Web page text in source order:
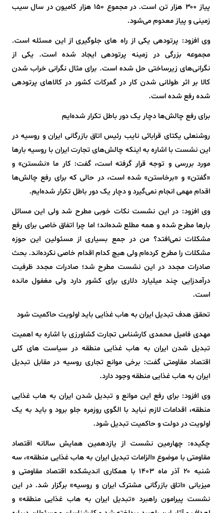
پیاز ۳۰۰ هزار تن است. در مجموع ۱۵۰ هزار کامیون در سال سیب
زمینی و پیاز معدوم می‌شود.
وی افزود: پرتودهی یکی از راه های جلوگیری از این مسئله است.
مجموعه بزرگی در زمینه پرتودهی ایجاد شده است. یکی از
نگرانی‌های زیرساختی حل شده است. برای مثال نگرانی خراب شدن
کالا بر اثر طولانی شدن کار در گمرکات کشور در کالاهای پرتودهی
شده رفع شده است.
برای رفع چالش‌ها دچار یک دور باطل تکرار شده‌ایم
روشنعلی یکتای قرابائی نایب رئیس اتاق بازرگانی ایران و روسیه در
این نشست با اشاره به اینکه چالش‌های تجارت ایران با روسیه بارها
مورد بررسی و توجه قرار گرفته است، گفت: کار ما «نشستن» و
«گفتن» و «برخاستن» شده است، در حالی که برای رفع چالش‌ها
اقدام مهمی انجام نمی‌گیرد و دچار یک دور باطل تکرار شده‌ایم.
وی افزود: در این نشست نکات خوبی مطرح شد ولی این مسائل
بارها مطرح شده و همه مطلع شده‌اند؛ اما چرا اتفاق خاصی برای رفع
مشکلات نمی‌افتد؟ من در جمع بسیاری از مسئولین این حوزه
مشکلات را مطرح کرده‌ام ولی هیچ کدام اقدام خاصی نکرده‌اند. بحث
صادرات مجدد در این نشست مطرح شد؛ صادرات مجدد ظرفیت
درآمدزایی چند میلیارد دلاری برای کشور دارد ولی مغفول مانده
است.
تحقق هدف تبدیل ایران به هاب غذایی باید اولویت حاکمیت شود
مهدی فامیل محمدی کارشناس تجارت کشاورزی با اشاره به اهمیت
تبدیل شدن ایران به هاب غذایی منطقه در سیاست های کلی
اقتصاد مقاومتی گفت: برخی موانع تجاری روسیه در مقابل تبدیل
ایران به هاب غذایی منطقه وجود دارد.
وی افزود: برای رفع این موانع و تبدیل شدن ایران به هاب غذایی
منطقه، اقدامات لازم نباید با الگوی روزمره جلو برود و باید به یک
اولویت در دولت و حاکمیت تبدیل شود.
چکیده: چهارمین نشست‌ از یازدهمین همایش سالانه اقتصاد
مقاومتی با موضوع «الزامات تبدیل ایران به هاب غذایی منطقه»، سه
شنبه ۲۰ آذر ماه ۱۴۰۳ با همکاری اندیشکده اقتصاد مقاومتی و
میزبانی «اتاق بازرگانی مشترک ایران و روسیه» برگزار شد. در این
نشست پیرامون راهبرد «تبدیل ایران به هاب غذایی منطقه» و